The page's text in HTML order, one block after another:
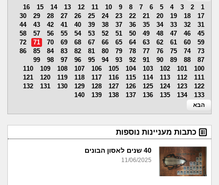
1
2
3
4
5
6
7
8
9
10
11
12
13
14
15
16
17
18
19
20
21
22
23
24
25
26
27
28
29
30
31
32
33
34
35
36
37
38
39
40
41
42
43
44
45
46
47
48
49
50
51
52
53
54
55
56
57
58
59
60
61
62
63
64
65
66
67
68
69
70
71
72
73
74
75
76
77
78
79
80
81
82
83
84
85
86
87
88
89
90
91
92
93
94
95
96
97
98
99
100
101
102
103
104
105
106
107
108
109
110
111
112
113
114
115
116
117
118
119
120
121
122
123
124
125
126
127
128
129
130
131
132
133
134
135
136
137
138
139
140
הבא
כתבות מעניינות נוספות
40 שנים לאסון הבונים
11/06/2025